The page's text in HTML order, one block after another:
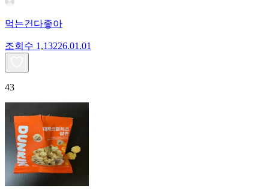
먹는건다좋아
조회수 1,13226.01.01
43